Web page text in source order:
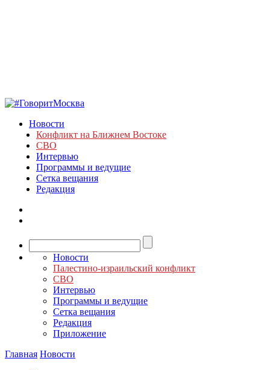
Новости
Конфликт на Ближнем Востоке
СВО
Интервью
Программы и ведущие
Сетка вещания
Редакция
Новости
Палестино-израильский конфликт
СВО
Интервью
Программы и ведущие
Сетка вещания
Редакция
Приложение
Главная Новости